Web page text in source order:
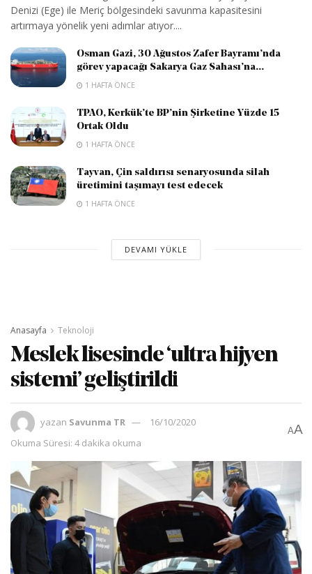
Denizi (Ege) ile Meriç bölgesindeki savunma kapasitesini
artırmaya yönelik yeni adımlar atıyor....
Osman Gazi, 30 Ağustos Zafer Bayramı’nda
görev yapacağı Sakarya Gaz Sahası’na...
1 HAFTA ÖNCE
TPAO, Kerkük’te BP’nin Şirketine Yüzde 15
Ortak Oldu
1 HAFTA ÖNCE
Tayvan, Çin saldırısı senaryosunda silah
üretimini taşımayı test edecek
1 HAFTA ÖNCE
DEVAMI YÜKLE
Anasayfa Teknoloji
Meslek lisesinde ‘ultra hijyen
sistemi’ geliştirildi
yazan Savunma TR
16/10/2020
Okuma Süresi: 4 dakika okuma
AA